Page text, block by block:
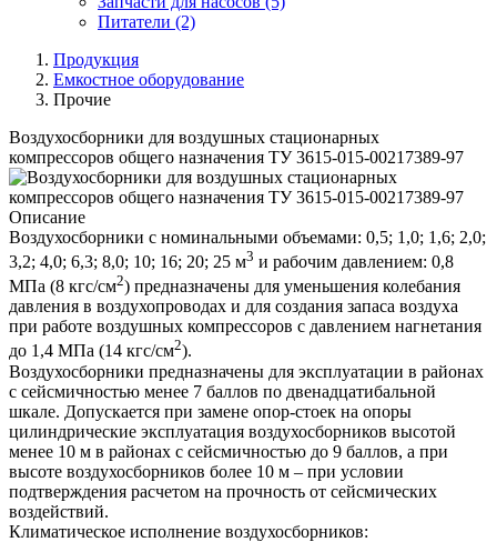
Питатели (2)
Продукция
Емкостное оборудование
Прочие
Воздухосборники для воздушных стационарных
компрессоров общего назначения ТУ 3615-015-00217389-97
Описание
Воздухосборники с номинальными объемами: 0,5; 1,0; 1,6; 2,0;
3,2; 4,0; 6,3; 8,0; 10; 16; 20; 25 м3 и рабочим давлением: 0,8
МПа (8 кгс/см2) предназначены для уменьшения колебания
давления в воздухопроводах и для создания запаса воздуха
при работе воздушных компрессоров с давлением нагнетания
до 1,4 МПа (14 кгс/см2).
Воздухосборники предназначены для эксплуатации в районах
с сейсмичностью менее 7 баллов по двенадцатибальной
шкале. Допускается при замене опор-стоек на опоры
цилиндрические эксплуатация воздухосборников высотой
менее 10 м в районах с сейсмичностью до 9 баллов, а при
высоте воздухосборников более 10 м – при условии
подтверждения расчетом на прочность от сейсмических
воздействий.
Климатическое исполнение воздухосборников: